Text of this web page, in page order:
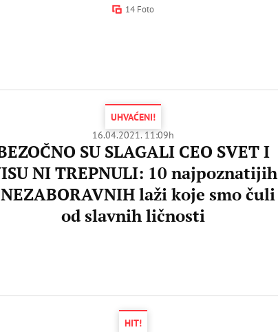
14 Foto
UHVAĆENI!
16.04.2021. 11:09h
SU SLAGALI CEO SVET I
NI TREPNULI: 10 najpoznatijih
laži koje smo čuli
od slavnih ličnosti
HIT!